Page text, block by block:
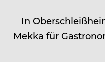
In
Mekka für